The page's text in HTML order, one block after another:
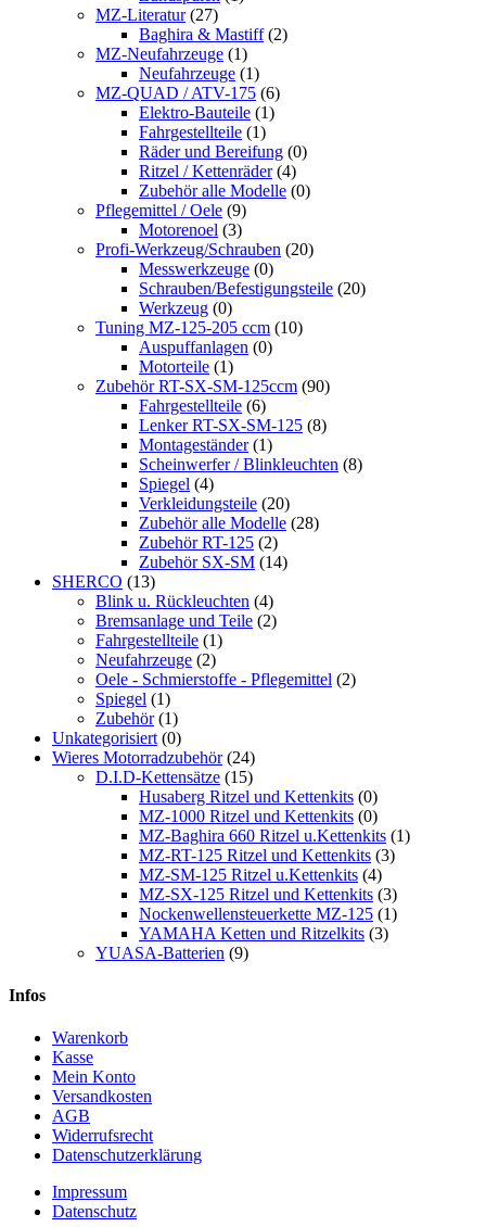
MZ-Literatur (27)
Baghira & Mastiff (2)
MZ-Neufahrzeuge (1)
Neufahrzeuge (1)
MZ-QUAD / ATV-175 (6)
Elektro-Bauteile (1)
Fahrgestellteile (1)
Räder und Bereifung (0)
Ritzel / Kettenräder (4)
Zubehör alle Modelle (0)
Pflegemittel / Oele (9)
Motorenoel (3)
Profi-Werkzeug/Schrauben (20)
Messwerkzeuge (0)
Schrauben/Befestigungsteile (20)
Werkzeug (0)
Tuning MZ-125-205 ccm (10)
Auspuffanlagen (0)
Motorteile (1)
Zubehör RT-SX-SM-125ccm (90)
Fahrgestellteile (6)
Lenker RT-SX-SM-125 (8)
Montageständer (1)
Scheinwerfer / Blinkleuchten (8)
Spiegel (4)
Verkleidungsteile (20)
Zubehör alle Modelle (28)
Zubehör RT-125 (2)
Zubehör SX-SM (14)
SHERCO (13)
Blink u. Rückleuchten (4)
Bremsanlage und Teile (2)
Fahrgestellteile (1)
Neufahrzeuge (2)
Oele - Schmierstoffe - Pflegemittel (2)
Spiegel (1)
Zubehör (1)
Unkategorisiert (0)
Wieres Motorradzubehör (24)
D.I.D-Kettensätze (15)
Husaberg Ritzel und Kettenkits (0)
MZ-1000 Ritzel und Kettenkits (0)
MZ-Baghira 660 Ritzel u.Kettenkits (1)
MZ-RT-125 Ritzel und Kettenkits (3)
MZ-SM-125 Ritzel u.Kettenkits (4)
MZ-SX-125 Ritzel und Kettenkits (3)
Nockenwellensteuerkette MZ-125 (1)
YAMAHA Ketten und Ritzelkits (3)
YUASA-Batterien (9)
Infos
Warenkorb
Kasse
Mein Konto
Versandkosten
AGB
Widerrufsrecht
Datenschutzerklärung
Impressum
Datenschutz